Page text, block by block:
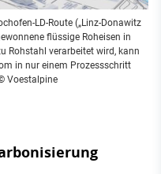
LD-Route („Linz-Donawitz
flüssige Roheisen in
Rohstahl verarbeitet wird, kann
in nur einem Prozessschritt
Voestalpine